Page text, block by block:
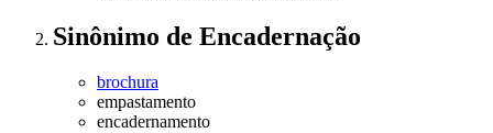
Sinônimo de Encadernação
brochura
empastamento
encadernamento